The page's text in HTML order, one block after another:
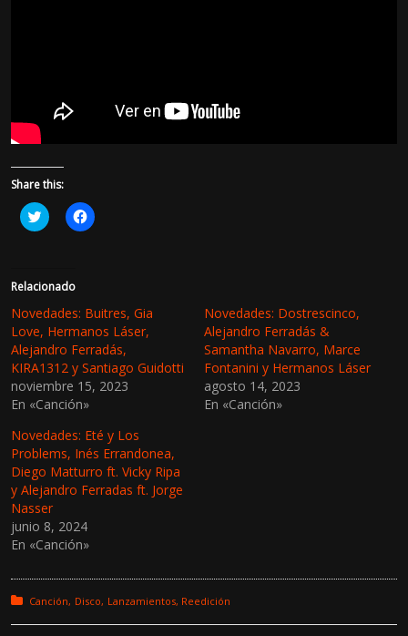
Share this:
H
a
c
a
r
a
c
o
m
a
r
r
e
n
T
w
i
t
t
e
r
e
b
e
H
a
a
r
a
c
o
m
p
a
r
r
e
n
F
a
c
o
S
a
r
Relacionado
Novedades: Buitres, Gia
Love, Hermanos Láser,
Alejandro Ferradás,
KIRA1312 y Santiago Guidotti
noviembre 15, 2023
En «Canción»
Novedades: Dostrescinco,
Alejandro Ferradás &
Samantha Navarro, Marce
Fontanini y Hermanos Láser
agosto 14, 2023
En «Canción»
Novedades: Eté y Los
Problems, Inés Errandonea,
Diego Matturro ft. Vicky Ripa
y Alejandro Ferradas ft. Jorge
Nasser
junio 8, 2024
En «Canción»
Posted in:
Canción Disco Lanzamientos Reedición